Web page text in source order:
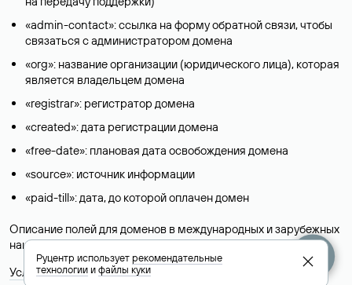
«admin-contact»: ссылка на форму обратной связи, чтобы
связаться с администратором домена
«org»: название организации (юридического лица), которая
является владельцем домена
«registrar»: регистратор домена
«created»: дата регистрации домена
«free-date»: плановая дата освобождения домена
«source»: источник информации
«paid-till»: дата, до которой оплачен домен
Описание полей для доменов в международных и зарубежных
национальных доменах представлены в разделе «Помощь».
Условия использования Whois-сервиса
Руцентр используетрекомендательные
технологииифайлы куки